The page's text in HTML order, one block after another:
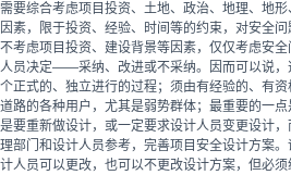
需要综合考虑项目投资、土地、政治、地理、地
因素，限于投资、经验、时间等的约束，对安全
不考虑项目投资、建设背景等因素，仅仅考虑安
人员决定——采纳、改进或不采纳。因而可以说，
个正式的、独立进行的过程；须由有经验的、有
道路的各种用户，尤其是弱势群体；最重要的一
是要重新做设计，或一定要求设计人员变更设计
理部门和设计人员参考，完善项目安全设计方案
计人员可以更改，也可以不更改设计方案，但必